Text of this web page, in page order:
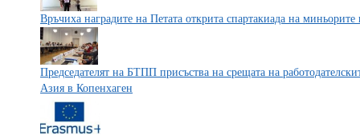
Връчиха наградите на Петата открита спартакиада на
Председателят на БТПП присъства на срещата на
Азия в Копенхаген